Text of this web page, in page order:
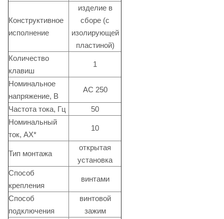
Конструктивное
исполнение
изделие в
сборе (с
изолирующей
пластиной)
Количество
клавиш
1
Номинальное
напряжение, В
АС 250
Частота тока, Гц
50
Номинальный
ток, AX*
10
Тип монтажа
открытая
установка
Способ
крепления
винтами
Способ
подключения
винтовой
зажим